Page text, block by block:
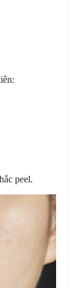
peel.